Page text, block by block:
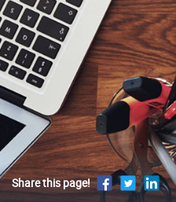
Share this page!